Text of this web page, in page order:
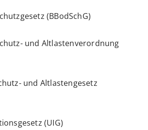
(BBodSchG)
und Altlastenverordnung
und Altlastengesetz
(UIG)